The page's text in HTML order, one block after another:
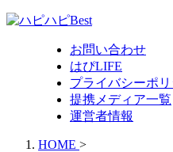
お問い合わせ
はぴLIFE
プライバシーポ
提携メディア一覧
運営者情報
HOME >